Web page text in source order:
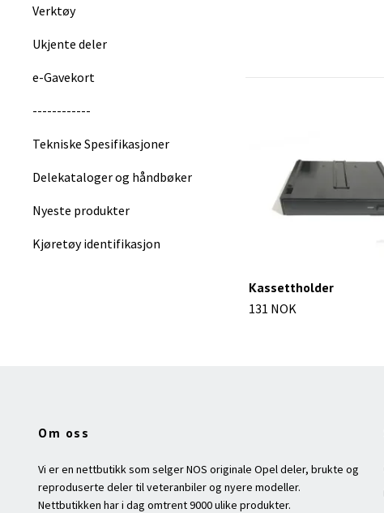
Verktøy
Ukjente deler
e-Gavekort
------------
Tekniske Spesifikasjoner
Delekataloger og håndbøker
Nyeste produkter
Kjøretøy identifikasjon
Kassettholder
131 NOK
Om oss
Vi er en nettbutikk som selger NOS originale Opel deler, brukte og
reproduserte deler til veteranbiler og nyere modeller.
Nettbutikken har i dag omtrent 9000 ulike produkter.